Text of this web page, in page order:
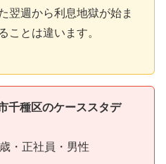
翌週から利息地獄が始ま
ことは違います。
千種区のケーススタデ
・正社員・男性